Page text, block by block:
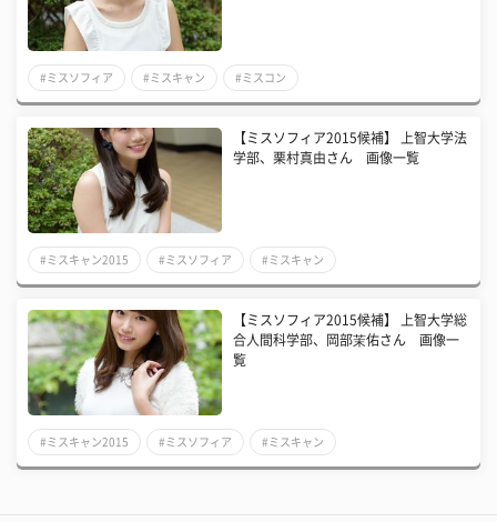
#ミスソフィア #ミスキャン #ミスコン
【ミスソフィア2015候補】 上智大学法
学部、栗村真由さん 画像一覧
#ミスキャン2015 #ミスソフィア #ミスキャン
【ミスソフィア2015候補】 上智大学総
合人間科学部、岡部茉佑さん 画像一
覧
#ミスキャン2015 #ミスソフィア #ミスキャン